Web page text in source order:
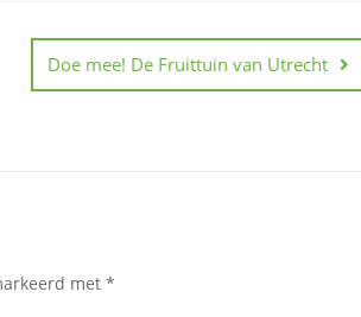
Doe mee! De Fruittuin van Utrecht
met *